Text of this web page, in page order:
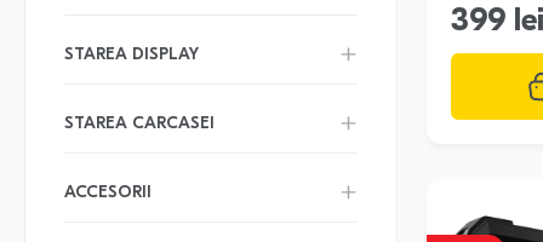
STAREA DISPLAY
STAREA CARCASEI
ACCESORII
399 lei